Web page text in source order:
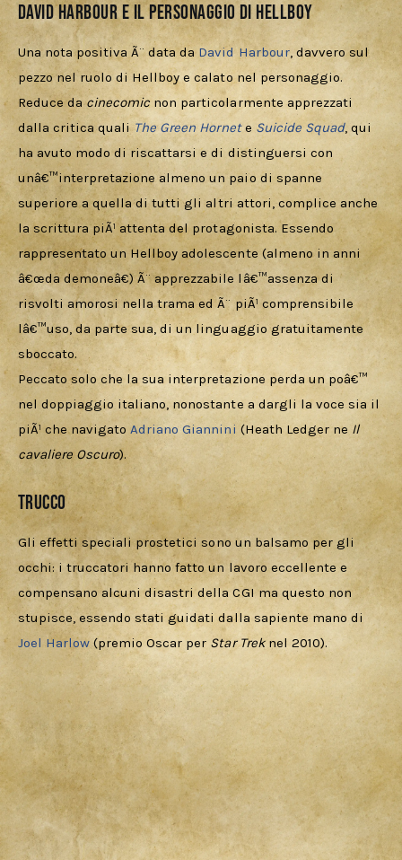
David Harbour e il personaggio di Hellboy
Una nota positiva Ã¨ data da David Harbour, davvero sul
pezzo nel ruolo di Hellboy e calato nel personaggio.
Reduce da cinecomic non particolarmente apprezzati
dalla critica quali The Green Hornet e Suicide Squad, qui
ha avuto modo di riscattarsi e di distinguersi con
unâ€™interpretazione almeno un paio di spanne
superiore a quella di tutti gli altri attori, complice anche
la scrittura piÃ¹ attenta del protagonista. Essendo
rappresentato un Hellboy adolescente (almeno in anni
â€œda demoneâ€) Ã¨ apprezzabile lâ€™assenza di
risvolti amorosi nella trama ed Ã¨ piÃ¹ comprensibile
lâ€™uso, da parte sua, di un linguaggio gratuitamente
sboccato.
Peccato solo che la sua interpretazione perda un poâ€™
nel doppiaggio italiano, nonostante a dargli la voce sia il
piÃ¹ che navigato Adriano Giannini (Heath Ledger ne Il
cavaliere Oscuro).
Trucco
Gli effetti speciali prostetici sono un balsamo per gli
occhi: i truccatori hanno fatto un lavoro eccellente e
compensano alcuni disastri della CGI ma questo non
stupisce, essendo stati guidati dalla sapiente mano di
Joel Harlow (premio Oscar per Star Trek nel 2010).